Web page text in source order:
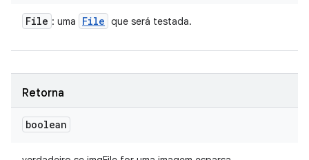
File : uma File que será testada.
Retorna
boolean